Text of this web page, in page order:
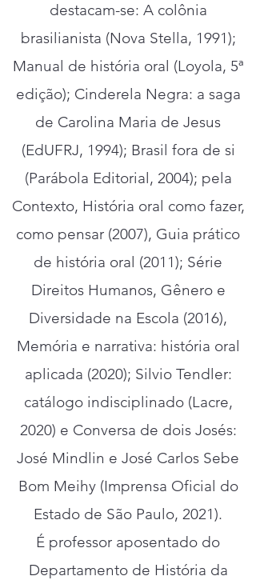
destacam-se: A colônia
brasilianista (Nova Stella, 1991);
Manual de história oral (Loyola, 5ª
edição); Cinderela Negra: a saga
de Carolina Maria de Jesus
(EdUFRJ, 1994); Brasil fora de si
(Parábola Editorial, 2004); pela
Contexto, História oral como fazer,
como pensar (2007), Guia prático
de história oral (2011); Série
Direitos Humanos, Gênero e
Diversidade na Escola (2016),
Memória e narrativa: história oral
aplicada (2020); Silvio Tendler:
catálogo indisciplinado (Lacre,
2020) e Conversa de dois Josés:
José Mindlin e José Carlos Sebe
Bom Meihy (Imprensa Oficial do
Estado de São Paulo, 2021).
É professor aposentado do
Departamento de História da